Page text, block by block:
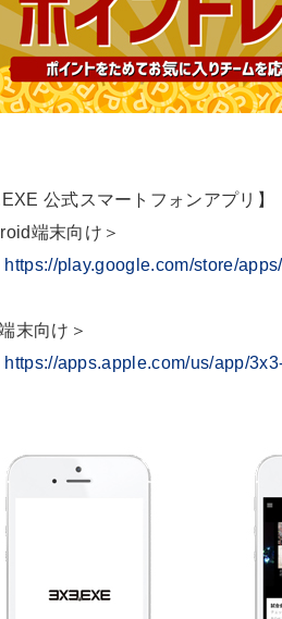
公式スマートフォンアプリ】
端末向け＞
https://play.google.com/store/
末向け＞
https://apps.apple.com/us/app/